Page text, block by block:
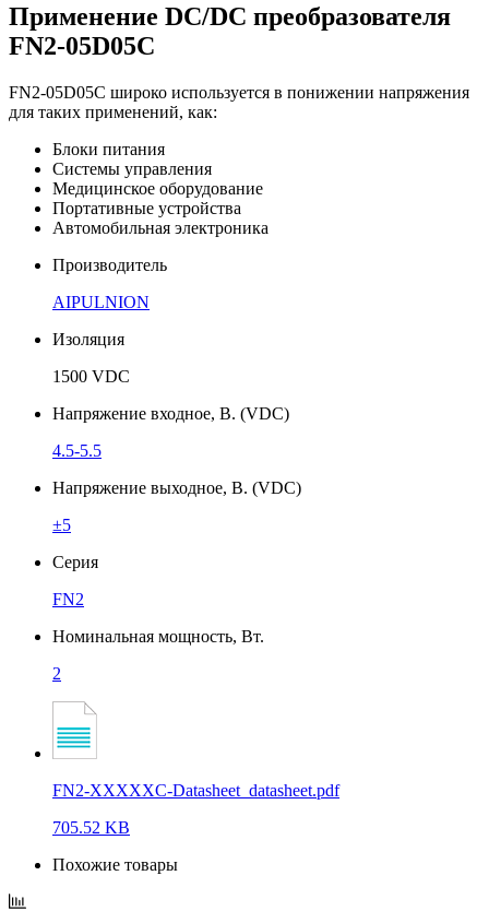
Применение DC/DC преобразователя
FN2-05D05C
FN2-05D05C широко используется в понижении напряжения
для таких применений, как:
Блоки питания
Системы управления
Медицинское оборудование
Портативные устройства
Автомобильная электроника
Производитель
AIPULNION
Изоляция
1500 VDC
Напряжение входное, В. (VDC)
4.5-5.5
Напряжение выходное, В. (VDC)
±5
Серия
FN2
Номинальная мощность, Вт.
2
FN2-XXXXXC-Datasheet_datasheet.pdf
705.52 KB
Похожие товары